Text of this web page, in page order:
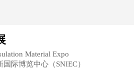
Material Expo
际博览中心（SNIEC）